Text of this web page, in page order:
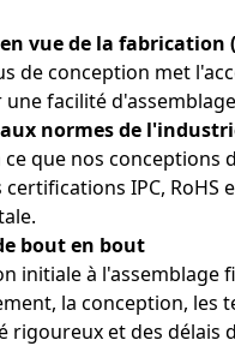
vue de la fabrication
de conception met
facilité
normes de
ce que nos
IPC, RoHS
bout en bout
initiale à
la conception, les
rigoureux et des délais